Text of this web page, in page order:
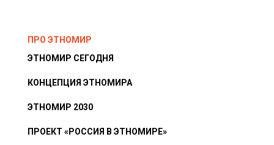
ПРО ЭТНОМИР
ЭТНОМИР СЕГОДНЯ
КОНЦЕПЦИЯ ЭТНОМИРА
ЭТНОМИР 2030
ПРОЕКТ «РОССИЯ В ЭТНОМИРЕ»